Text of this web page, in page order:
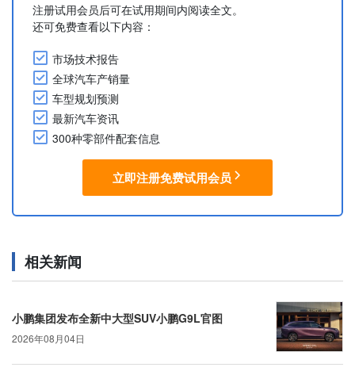
统基线。碰撞率相对下降1....
注册试用会员后可在试用期间内阅读全文。
还可免费查看以下内容：
市场技术报告
全球汽车产销量
车型规划预测
最新汽车资讯
300种零部件配套信息
立即注册免费试用会员
相关新闻
小鹏集团发布全新中大型SUV小鹏G9L官图
2026年08月04日